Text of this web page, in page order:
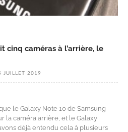
cinq caméras à l’arrière, le
JUILLET 2019
le Galaxy Note 10 de Samsung
la caméra arrière, et le Galaxy
déjà entendu cela à plusieurs